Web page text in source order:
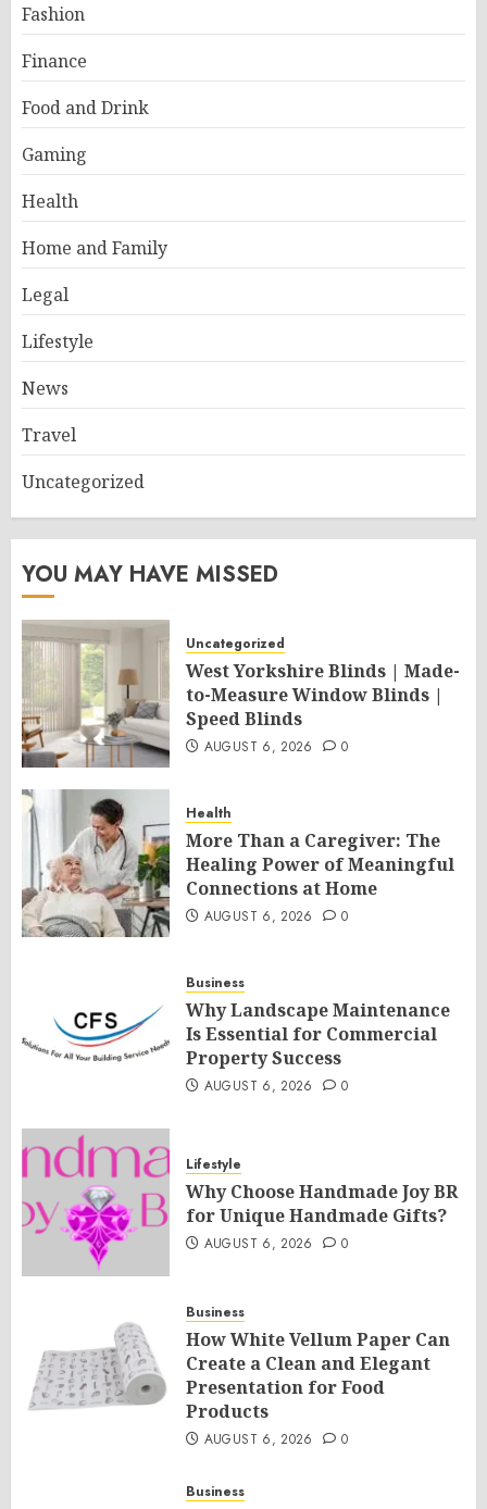
Fashion
Finance
Food and Drink
Gaming
Health
Home and Family
Legal
Lifestyle
News
Travel
Uncategorized
YOU MAY HAVE MISSED
Uncategorized
West Yorkshire Blinds | Made-
to-Measure Window Blinds |
Speed Blinds
AUGUST 6, 2026 0
Health
More Than a Caregiver: The
Healing Power of Meaningful
Connections at Home
AUGUST 6, 2026 0
Business
Why Landscape Maintenance
Is Essential for Commercial
Property Success
AUGUST 6, 2026 0
Lifestyle
Why Choose Handmade Joy BR
for Unique Handmade Gifts?
AUGUST 6, 2026 0
Business
How White Vellum Paper Can
Create a Clean and Elegant
Presentation for Food
Products
AUGUST 6, 2026 0
Business